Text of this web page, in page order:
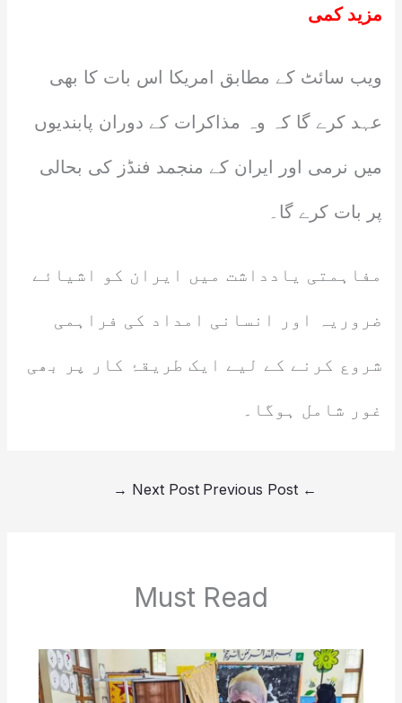
مزید کمی
ویب سائٹ کے مطابق امریکا اس بات کا بھی
عہد کرے گا کہ وہ مذاکرات کے دوران پابندیوں
میں نرمی اور ایران کے منجمد فنڈز کی بحالی
پر بات کرے گا۔
مفاہمتی یادداشت میں ایران کو اشیائے
ضروریہ اور انسانی امداد کی فراہمی
شروع کرنے کے لیے ایک طریقۂ کار پر بھی
غور شامل ہوگا۔
←
Next Post
→
Must Read